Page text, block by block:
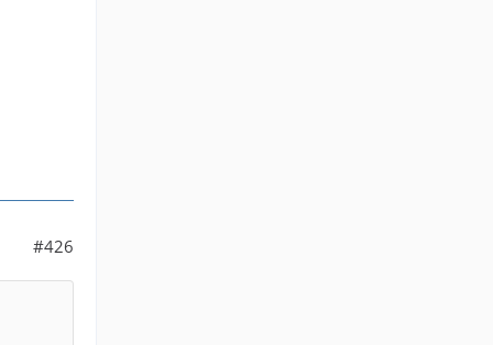
#426